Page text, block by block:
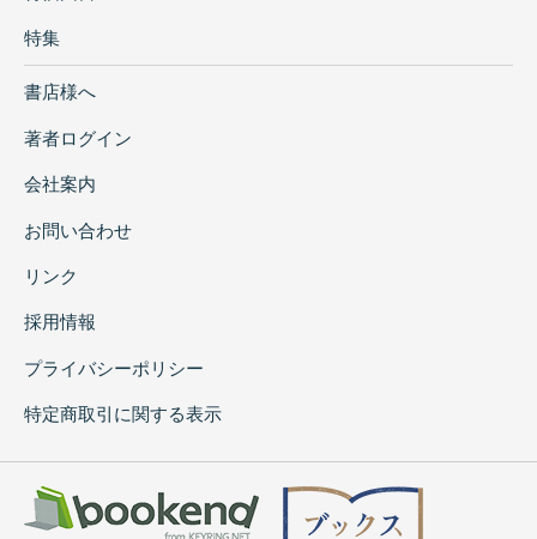
特集
書店様へ
著者ログイン
会社案内
お問い合わせ
リンク
採用情報
プライバシーポリシー
特定商取引に関する表示